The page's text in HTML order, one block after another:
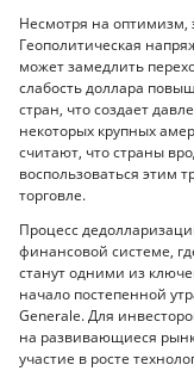
Несмотря на оптимизм,
Геополитическая
может замедлить
слабость доллара
стран, что создает
некоторых крупных
считают, что страны
воспользоваться этим
торговле.
Процесс
финансовой системе,
станут одними из
начало постепенной
Generale. Для
на развивающиеся
участие в росте